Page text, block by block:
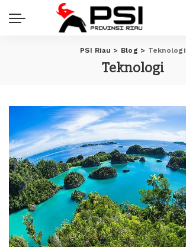
PSI Riau > Blog > Teknologi
Teknologi